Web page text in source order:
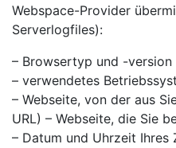
Webspace-Provider
Serverlogfiles):
– Browsertyp und -version
– verwendetes
– Webseite, von der aus
URL) – Webseite, die Sie
– Datum und Uhrzeit Ihres